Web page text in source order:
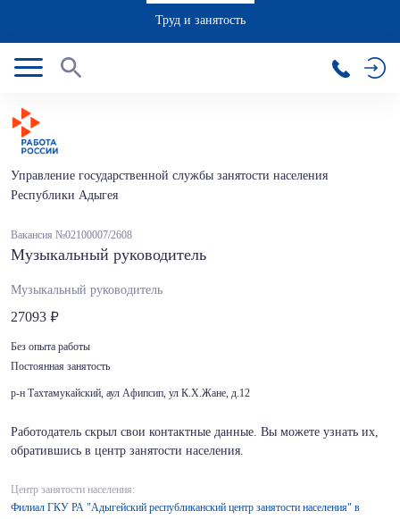
Труд и занятость
Управление государственной службы занятости населения
Республики Адыгея
Вакансия №02100007/2608
Музыкальный руководитель
Музыкальный руководитель
27093
Без опыта работы
Постоянная занятость
р-н Тахтамукайский, аул Афипсип, ул К.Х.Жане, д.12
Работодатель скрыл свои контактные данные. Вы можете узнать их,
обратившись в центр занятости населения.
Центр занятости населения:
Филиал ГКУ РА "Адыгейский республиканский центр занятости населения" в